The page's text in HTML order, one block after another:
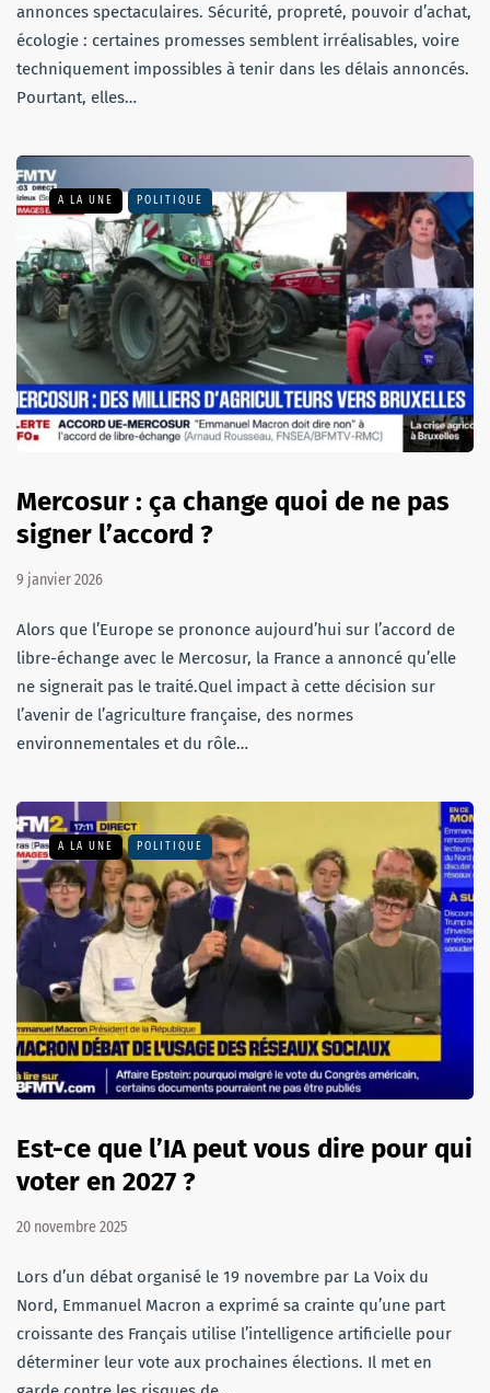
annonces spectaculaires. Sécurité, propreté, pouvoir d’achat,
écologie : certaines promesses semblent irréalisables, voire
techniquement impossibles à tenir dans les délais annoncés.
Pourtant, elles…
A LA UNE POLITIQUE
Mercosur : ça change quoi de ne pas
signer l’accord ?
9 janvier 2026
Alors que l’Europe se prononce aujourd’hui sur l’accord de
libre-échange avec le Mercosur, la France a annoncé qu’elle
ne signerait pas le traité.Quel impact à cette décision sur
l’avenir de l’agriculture française, des normes
environnementales et du rôle…
A LA UNE POLITIQUE
Est-ce que l’IA peut vous dire pour qui
voter en 2027 ?
20 novembre 2025
Lors d’un débat organisé le 19 novembre par La Voix du
Nord, Emmanuel Macron a exprimé sa crainte qu’une part
croissante des Français utilise l’intelligence artificielle pour
déterminer leur vote aux prochaines élections. Il met en